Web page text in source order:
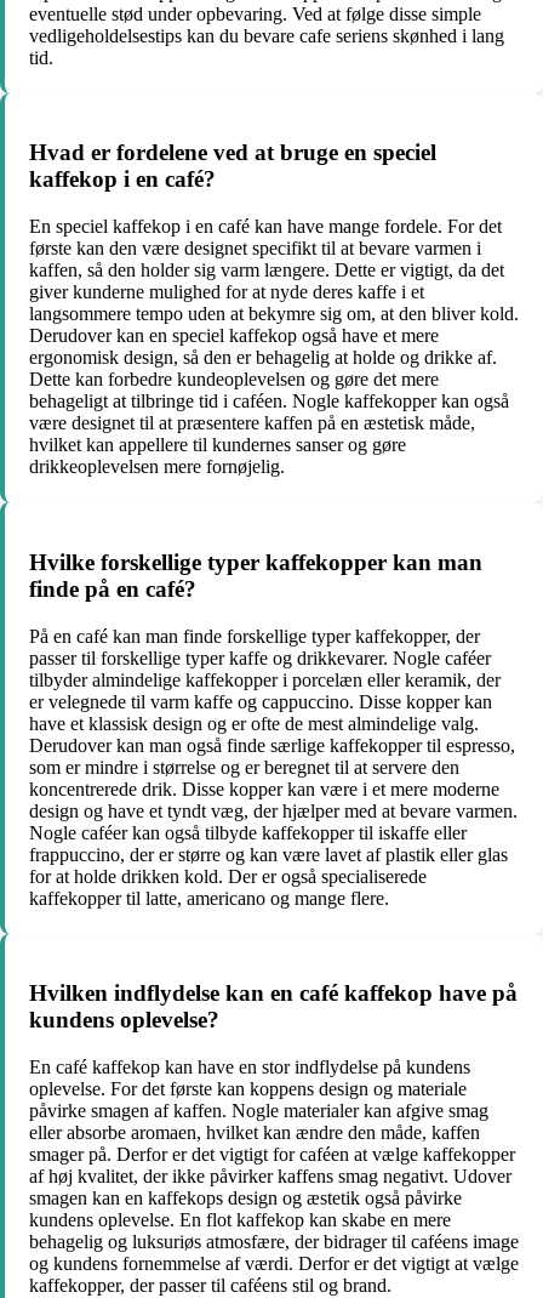
eventuelle stød under opbevaring. Ved at følge disse simple
vedligeholdelsestips kan du bevare cafe seriens skønhed i lang
tid.
Hvad er fordelene ved at bruge en speciel
kaffekop i en café?
En speciel kaffekop i en café kan have mange fordele. For det
første kan den være designet specifikt til at bevare varmen i
kaffen, så den holder sig varm længere. Dette er vigtigt, da det
giver kunderne mulighed for at nyde deres kaffe i et
langsommere tempo uden at bekymre sig om, at den bliver kold.
Derudover kan en speciel kaffekop også have et mere
ergonomisk design, så den er behagelig at holde og drikke af.
Dette kan forbedre kundeoplevelsen og gøre det mere
behageligt at tilbringe tid i caféen. Nogle kaffekopper kan også
være designet til at præsentere kaffen på en æstetisk måde,
hvilket kan appellere til kundernes sanser og gøre
drikkeoplevelsen mere fornøjelig.
Hvilke forskellige typer kaffekopper kan man
finde på en café?
På en café kan man finde forskellige typer kaffekopper, der
passer til forskellige typer kaffe og drikkevarer. Nogle caféer
tilbyder almindelige kaffekopper i porcelæn eller keramik, der
er velegnede til varm kaffe og cappuccino. Disse kopper kan
have et klassisk design og er ofte de mest almindelige valg.
Derudover kan man også finde særlige kaffekopper til espresso,
som er mindre i størrelse og er beregnet til at servere den
koncentrerede drik. Disse kopper kan være i et mere moderne
design og have et tyndt væg, der hjælper med at bevare varmen.
Nogle caféer kan også tilbyde kaffekopper til iskaffe eller
frappuccino, der er større og kan være lavet af plastik eller glas
for at holde drikken kold. Der er også specialiserede
kaffekopper til latte, americano og mange flere.
Hvilken indflydelse kan en café kaffekop have på
kundens oplevelse?
En café kaffekop kan have en stor indflydelse på kundens
oplevelse. For det første kan koppens design og materiale
påvirke smagen af kaffen. Nogle materialer kan afgive smag
eller absorbe aromaen, hvilket kan ændre den måde, kaffen
smager på. Derfor er det vigtigt for caféen at vælge kaffekopper
af høj kvalitet, der ikke påvirker kaffens smag negativt. Udover
smagen kan en kaffekops design og æstetik også påvirke
kundens oplevelse. En flot kaffekop kan skabe en mere
behagelig og luksuriøs atmosfære, der bidrager til caféens image
og kundens fornemmelse af værdi. Derfor er det vigtigt at vælge
kaffekopper, der passer til caféens stil og brand.